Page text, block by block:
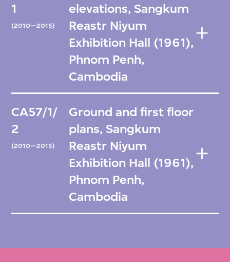
1
(2010—2015)
elevations, Sangkum
Reastr Niyum
Exhibition Hall (1961),
Phnom Penh,
Cambodia
CA57/1/
2
(2010—2015)
Ground and first floor
plans, Sangkum
Reastr Niyum
Exhibition Hall (1961),
Phnom Penh,
Cambodia